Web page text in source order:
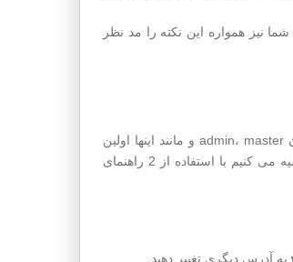
نیز همواره این نکته را مد نظر
تلاش کنید یک نام کاربری غیر قابل حدس برای ورود به پنل ادمین وردپرس، انتخاب کنید. کلماتی چون admin، master و مانند اینها اولین
عامل در نفوذ به وبسایت شما هستند. اگر هنوز از نام کاربری و رمز عبور ساده استفاده می کنید توصیه می کنیم با استفاده از 2 راهنمای
به آدرس دیگری تغییر دهید.